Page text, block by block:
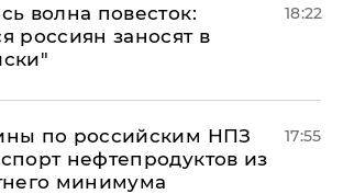
волна повесток:
россиян заносят в
18:22
по российским НПЗ
нефтепродуктов из
минимума
17:55